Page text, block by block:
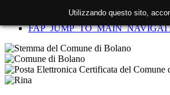
FAP_SKIP_TO_CONTENT
Utilizzando questo sito,